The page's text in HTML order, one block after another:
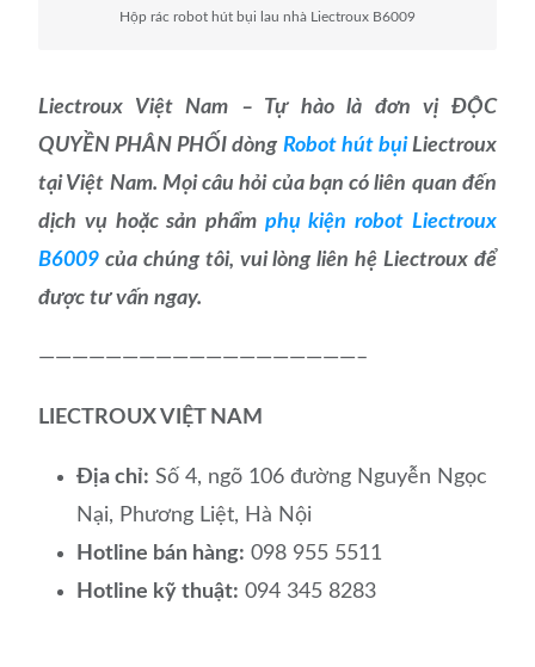
Hộp rác robot hút bụi lau nhà Liectroux B6009
Liectroux Việt Nam – Tự hào là đơn vị ĐỘC
QUYỀN PHÂN PHỐI dòng Robot hút bụiLiectroux
tại Việt Nam. Mọi câu hỏi của bạn có liên quan đến
dịch vụ hoặc sản phẩm phụ kiện robot Liectroux
B6009 của chúng tôi, vui lòng liên hệ Liectroux để
được tư vấn ngay.
———————————————————–
LIECTROUX VIỆT NAM
Địa chỉ: Số 4, ngõ 106 đường Nguyễn Ngọc
Nại, Phương Liệt, Hà Nội
Hotline bán hàng: 098 955 5511
Hotline kỹ thuật: 094 345 8283